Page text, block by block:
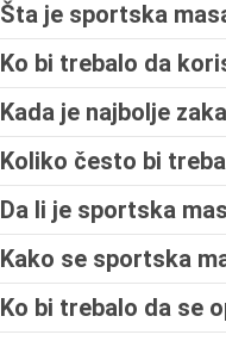
Šta je sportska
Ko bi trebalo da
Kada je najbolje
Koliko često bi
Da li je sportska
Kako se sportska
Ko bi trebalo da se